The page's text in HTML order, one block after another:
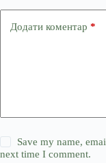
Додати коментар *
Save my name,
next time I comment.